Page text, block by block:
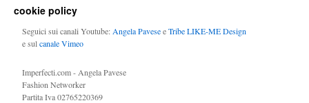
cookie policy
Seguici sui canali Youtube: Angela PaveseeTribe LIKE-ME Design
e sulcanale Vimeo
Imperfecti.com - Angela Pavese
Fashion Networker
Partita Iva 02765220369